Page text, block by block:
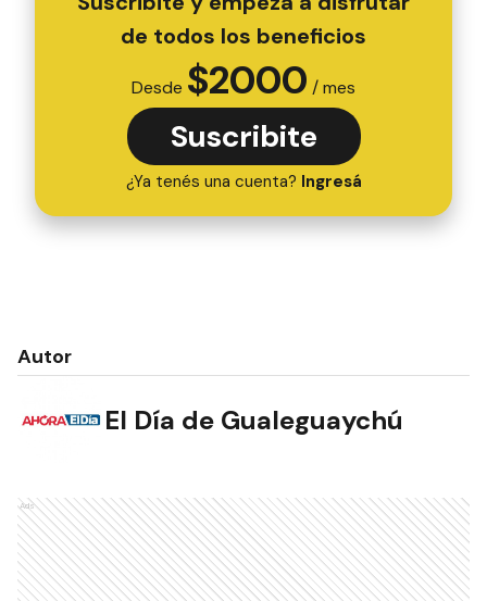
de todos los beneficios
Desde $2000 / mes
Suscribite
¿Ya tenés una cuenta? Ingresá
Autor
El Día de Gualeguaychú
Ads